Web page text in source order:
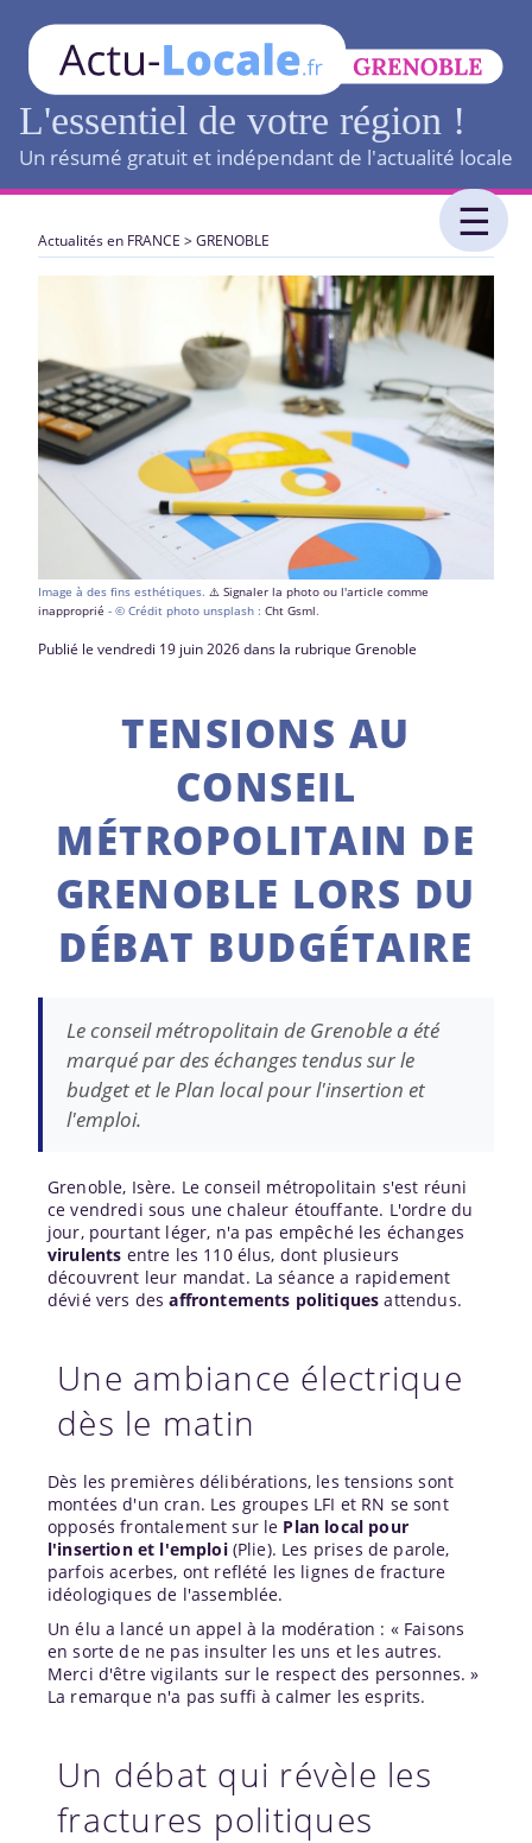
L'essentiel de votre région !
Un résumé gratuit et indépendant de l'actualité locale
Actualités en FRANCE >GRENOBLE
Image à des fins esthétiques. ⚠️ Signaler la photo ou l'article comme
inapproprié - © Crédit photo unsplash : Cht Gsml.
Publié le vendredi 19 juin 2026 dans la rubrique Grenoble
TENSIONS AU
CONSEIL
MÉTROPOLITAIN DE
GRENOBLE LORS DU
DÉBAT BUDGÉTAIRE
Le conseil métropolitain de Grenoble a été
marqué par des échanges tendus sur le
budget et le Plan local pour l'insertion et
l'emploi.
Grenoble, Isère. Le conseil métropolitain s'est réuni
ce vendredi sous une chaleur étouffante. L'ordre du
jour, pourtant léger, n'a pas empêché les échanges
virulents entre les 110 élus, dont plusieurs
découvrent leur mandat. La séance a rapidement
dévié vers desaffrontements politiques attendus.
Une ambiance électrique
dès le matin
Dès les premières délibérations, les tensions sont
montées d'un cran. Les groupes LFI et RN se sont
opposés frontalement sur le Plan local pour
l'insertion et l'emploi(Plie). Les prises de parole,
parfois acerbes, ont reflété les lignes de fracture
idéologiques de l'assemblée.
Un élu a lancé un appel à la modération : « Faisons
en sorte de ne pas insulter les uns et les autres.
Merci d'être vigilants sur le respect des personnes. »
La remarque n'a pas suffi à calmer les esprits.
Un débat qui révèle les
fractures politiques